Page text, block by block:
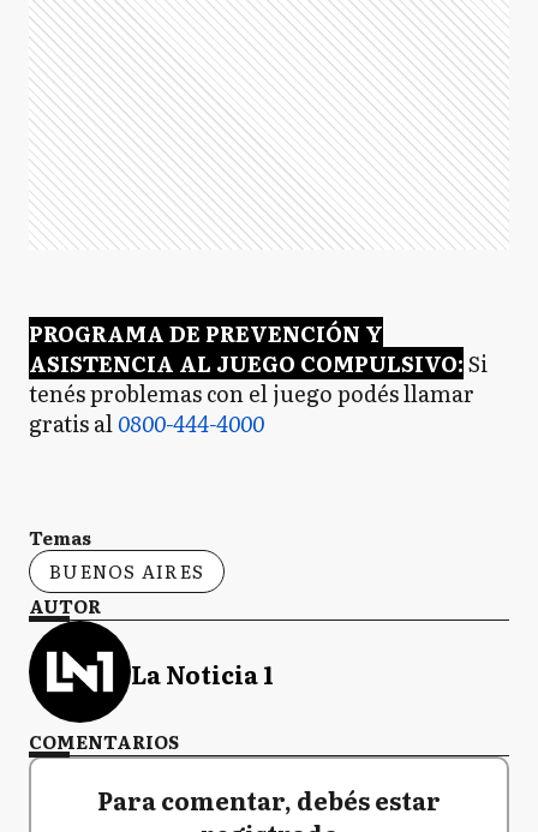
PROGRAMA DE PREVENCIÓN Y
ASISTENCIA AL JUEGO COMPULSIVO:Si
tenés problemas con el juego podés llamar
gratis al0800-444-4000
Temas
BUENOS AIRES
AUTOR
La Noticia 1
COMENTARIOS
Para comentar, debés estar